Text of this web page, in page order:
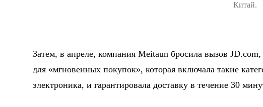
Китай.
Затем, в апреле, компания Meitaun бросила вызов
для «мгновенных покупок», которая включала такие
электроника, и гарантировала доставку в течение 30